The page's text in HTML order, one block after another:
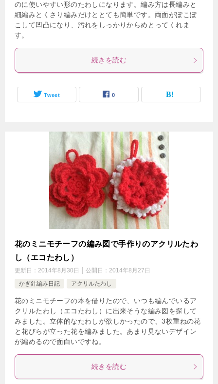
のに使いやすい形のたわしになります。編み方は長編みと
細編みとくさり編みだけととても簡単です。両面がぽこぽ
こして凹凸になり、汚れをしっかりからめとってくれま
す。
続きを読む
Tweet 0
花のミニモチーフの編み図で手作りのアクリルたわ
し（エコたわし）
更新日： 2014年8月30日 公開日： 2014年8月27日
かぎ針編み日記
アクリルたわし
花のミニモチーフの本を借りたので、いつも編んでいるア
クリルたわし（エコたわし）に出来そうな編み図を探して
みました。立体的なたわしが欲しかったので、3枚重ねの花
と花びらが立った花を編みました。あまり見ないデザイン
が編めるので面白いですね。
続きを読む